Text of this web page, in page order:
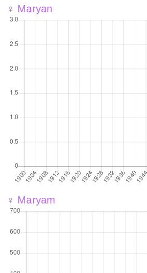
♀ Maryan
♀ Maryam